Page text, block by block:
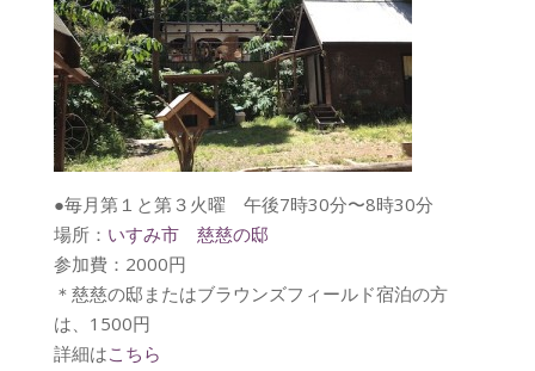
●毎月第１と第３火曜 午後7時30分〜8時30分
場所： いすみ市 慈慈の邸
参加費：2000円
＊慈慈の邸またはブラウンズフィールド宿泊の方
は、1500円
詳細はこちら